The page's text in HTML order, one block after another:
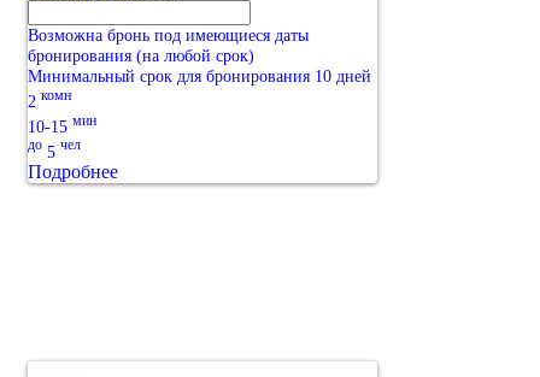
Возможна бронь под имеющиеся даты
бронирования (на любой срок)
Минимальный срок для бронирования 10 дней
2 комн
10-15 мин
до 5 чел
Подробнее